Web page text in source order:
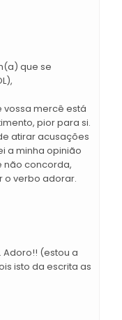
que se
vossa mercê está
pior para si.
atirar acusações
a minha opinião
não concorda,
o verbo adorar.
Adoro!! (estou a
isto da escrita as